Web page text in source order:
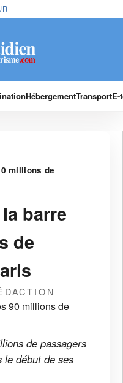
HébergementTransport
millions de
barre
de
de passagers
le début de ses